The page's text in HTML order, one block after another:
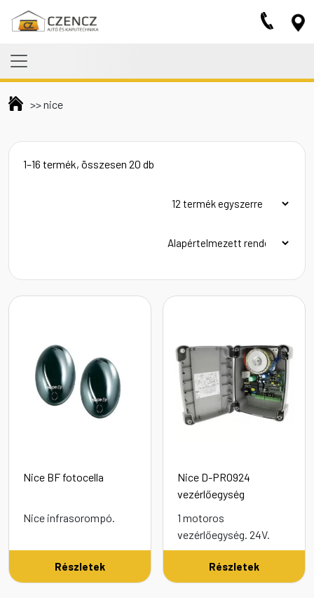
Skip to main content
>>nice
1–16 termék, összesen 20 db
Nice BF fotocella
Nice infrasorompó.
Részletek
Nice D-PRO924
vezérlőegység
1 motoros
vezérlőegység. 24V.
Részletek